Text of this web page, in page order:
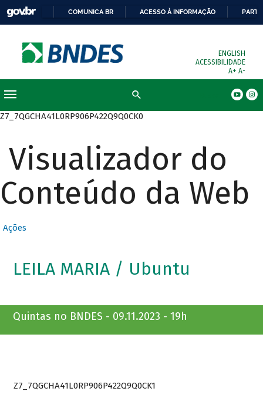
COMUNICA BR ACESSO À INFORMAÇÃO
ENGLISH
ACESSIBILIDADE
A+ A-
Z7_7QGCHA41L0RP906P422Q9Q0CK0
Visualizador do
Conteúdo da Web
Ações
LEILA MARIA / Ubuntu
Quintas no BNDES - 09.11.2023 - 19h
Z7_7QGCHA41L0RP906P422Q9Q0CK1